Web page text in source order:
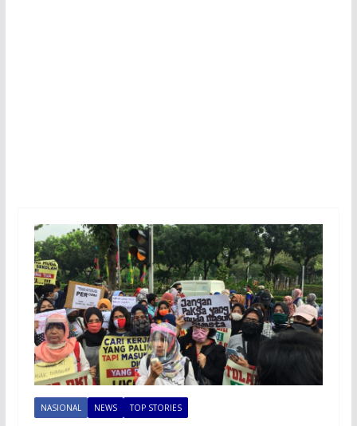
NASIONAL NEWS TOP STORIES